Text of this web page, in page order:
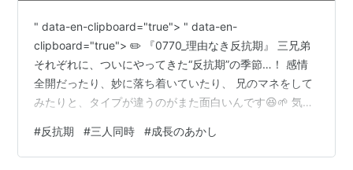
" data-en-clipboard="true"> " data-en-
clipboard="true"> ✏️ 『0770_理由なき反抗期』 三兄弟
それぞれに、ついにやってきた“反抗期”の季節…！ 感情
全開だったり、妙に落ち着いていたり、 兄のマネをして
みたりと、タイプが違うのがまた面白いんです😆🌱 気づ
増…いや、三倍増？ ついこの前まで「とーちゃんとーち
ゃん」と寄ってきていたのを思い出すと ちょっと胸がき
#反抗期 #三人同時 #成長のあかし